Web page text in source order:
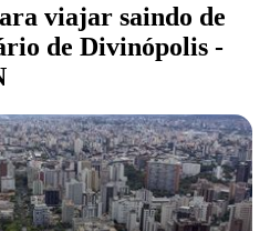
viajar saindo de
de Divinópolis -